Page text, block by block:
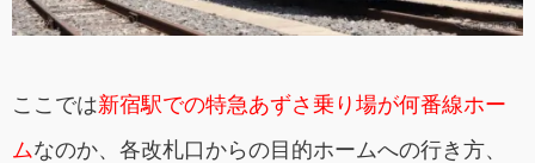
ここでは新宿駅での特急あずさ乗り場が何番線ホー
ムなのか、各改札口からの目的ホームへの行き方、